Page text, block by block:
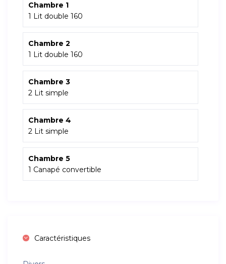
Chambre 1
1 Lit double 160
Chambre 2
1 Lit double 160
Chambre 3
2 Lit simple
Chambre 4
2 Lit simple
Chambre 5
1 Canapé convertible
Caractéristiques